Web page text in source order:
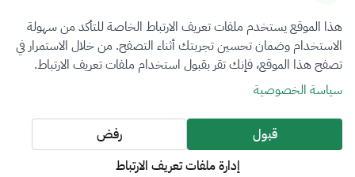
سياسة الخصوصيةشروط الاستخدامخريطة الموقع
جميع الحقوق محفوظة 2026 © ZATCA.GOV.SA
تم تطويره وصيانته بواسطة هيئة الزكاة والضريبة والجمارك
آخر تحديث للموقع في
هذا الموقع يستخدم ملفات تعريف الارتباط الخاصة للتأكد من سهولة
الاستخدام وضمان تحسين تجربتك أثناء التصفح. من خلال الاستمرار في
تصفح هذا الموقع، فإنك تقر بقبول استخدام ملفات تعريف الارتباط.
سياسة الخصوصية
قبول
رفض
إدارة ملفات تعريف الارتباط